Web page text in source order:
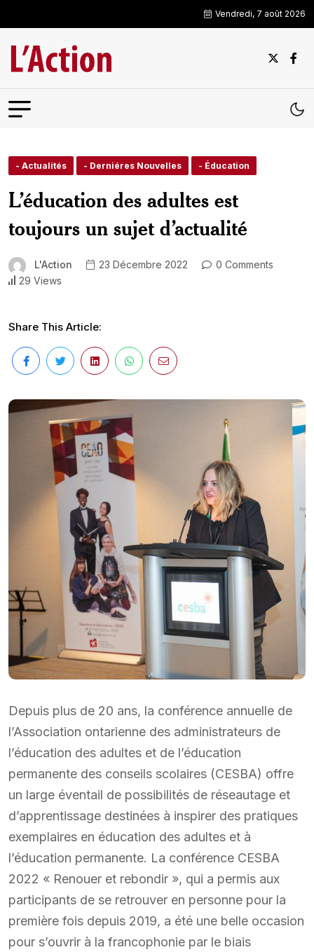
Vendredi, 7 août 2026
- Actualités - Derniéres Nouvelles - Éducation
L’éducation des adultes est
toujours un sujet d’actualité
L'Action 23 Décembre 2022
0 Comments
29 Views
Share This Article:
Depuis plus de 20 ans, la conférence annuelle de
l’Association ontarienne des administrateurs de
l’éducation des adultes et de l’éducation
permanente des conseils scolaires (CESBA) offre
un large éventail de possibilités de réseautage et
d’apprentissage destinées à inspirer des pratiques
exemplaires en éducation des adultes et à
l’éducation permanente. La conférence CESBA
2022 « Renouer et rebondir », qui a permis aux
participants de se retrouver en personne pour la
première fois depuis 2019, a été une belle occasion
pour s’ouvrir à la francophonie par le biais